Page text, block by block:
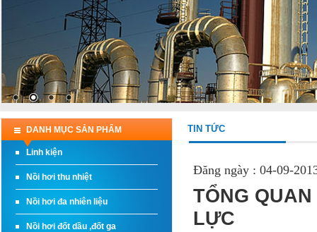
DANH MỤC SẢN PHẨM
Linh kiện
Nồi hơi thu nhiệt
Nồi hơi đa nhiên liệu
Nồi hơi đốt dầu ,đốt ga
TIN TỨC
Đăng ngày : 04-09-
TỔNG
LỰC